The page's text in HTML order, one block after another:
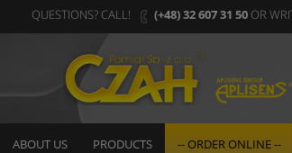
QUESTIONS? CALL! (+48) 32 607 31 50 OR
ABOUT US PRODUCTS -- ORDER ONLINE --